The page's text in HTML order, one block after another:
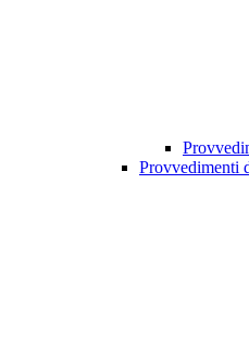
Provvedimenti